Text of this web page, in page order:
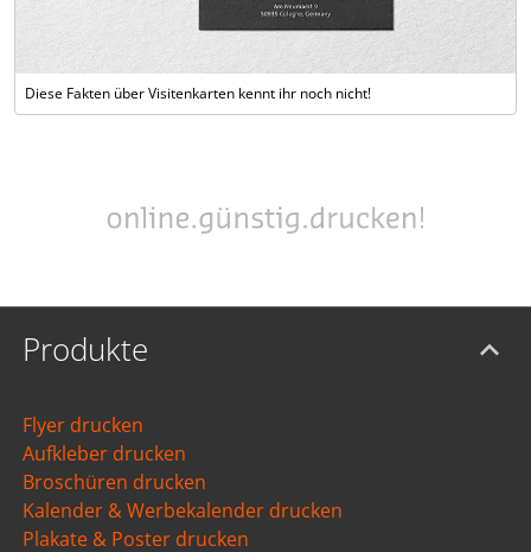
Diese Fakten über Visitenkarten kennt ihr noch nicht!
Produkte
Flyer drucken
Aufkleber drucken
Broschüren drucken
Kalender & Werbekalender drucken
Plakate & Poster drucken